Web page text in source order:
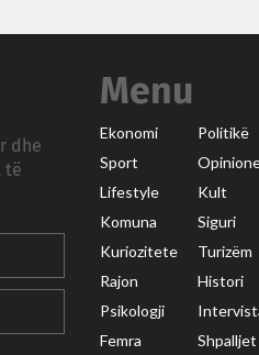
dhe
të
Menu
Ekonomi Politikë
Sport
Lifestyle
Kult
Komuna
Siguri
Kuriozitete
Turizëm
Rajon
Histori
Psikologji
Femra
Shpalljet